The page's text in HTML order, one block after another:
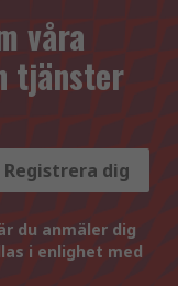
våra
tjänster
Registrera dig
du anmäler dig
i enlighet med